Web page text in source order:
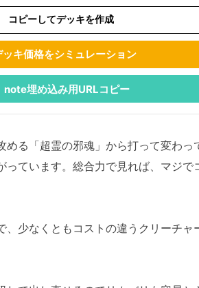
コピーしてデッキを作成
ッキ価格をシミュレーション
note埋め込み用URLコピー
る「超霊の邪魂」から打って変わ
ています。総合力で見れば、マジで
少なくともコストの違うクリーチ